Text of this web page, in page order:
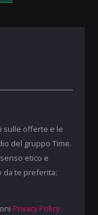
sulle offerte e le
del gruppo Time.
etico e
da te preferita:
Privacy Policy